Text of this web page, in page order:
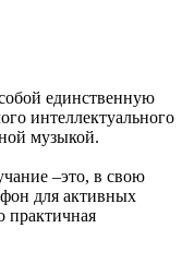
единственную
интеллектуального
музыкой.
–это, в свою
для активных
практичная